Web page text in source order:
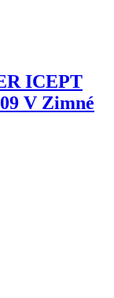
ICEPT
V Zimné